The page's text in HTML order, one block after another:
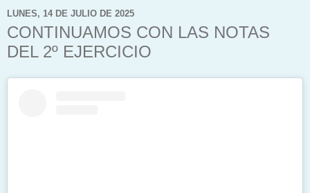
LUNES, 14 DE JULIO DE 2025
CONTINUAMOS CON LAS NOTAS
DEL 2º EJERCICIO